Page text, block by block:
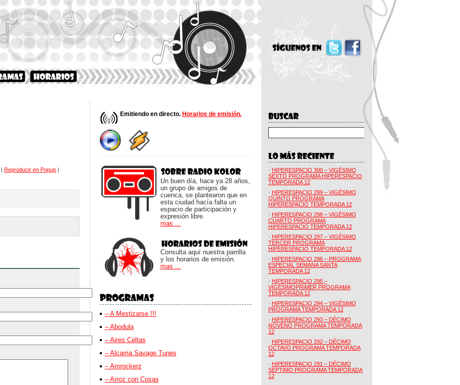
|Reproducir en Popup |
Emitiendo en directo. Horarios de emisión.
Un buen día, hace ya 28 años,
un grupo de amigos de
cuenca, se plantearon que en
esta ciudad hacía falta un
espacio de participación y
expresión libre.
mas ...
Consulta aquí nuestra parrilla
y los horarios de emisión.
mas ...
– A Mestizarse !!!
– Abodula
– Aires Celtas
– Alcarria Savage Tunes
– Amrockerz
– Arroz con Cosas
· HIPERESPACIO 300 – VIGÉSIMO
SEXTO PROGRAMA HIPERESPACIO
TEMPORADA 12
· HIPERESPACIO 299 – VIGÉSIMO
QUINTO PROGRAMA
HIPERESPACIO TEMPORADA 12
· HIPERESPACIO 298 – VIGÉSIMO
CUARTO PROGRAMA
HIPERESPACIO TEMPORADA 12
· HIPERESPACIO 297 – VIGÉSIMO
TERCER PROGRAMA
HIPERESPACIO TEMPORADA 12
· HIPERESPACIO 296 – PROGRAMA
ESPECIAL SEMANA SANTA
TEMPORADA 12
· HIPERESPACIO 295 –
VIGÉSIMOPRIMER PROGRAMA
TEMPORADA 12
· HIPERESPACIO 294 – VIGÉSIMO
PROGRAMA TEMPORADA 12
· HIPERESPACIO 293 – DÉCIMO
NOVENO PROGRAMA TEMPORADA
12
· HIPERESPACIO 292 – DÉCIMO
OCTAVO PROGRAMA TEMPORADA
12
· HIPERESPACIO 291 – DÉCIMO
SÉPTIMO PROGRAMA TEMPORADA
12